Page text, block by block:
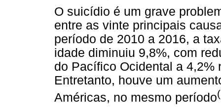
O suicídio é um grave
entre as vinte principais
período de 2010 a 2016, a
idade diminuiu 9,8%, com
do Pacífico Ocidental a 4,2%
Entretanto, houve um
Américas, no mesmo período